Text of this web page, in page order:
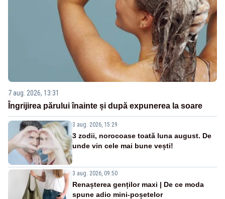
7 aug. 2026, 13:31
Îngrijirea părului înainte și după expunerea la soare
3 aug. 2026, 15:29
3 zodii, norocoase toată luna august. De
unde vin cele mai bune vești!
3 aug. 2026, 09:50
Renașterea genților maxi | De ce moda
spune adio mini-poșetelor